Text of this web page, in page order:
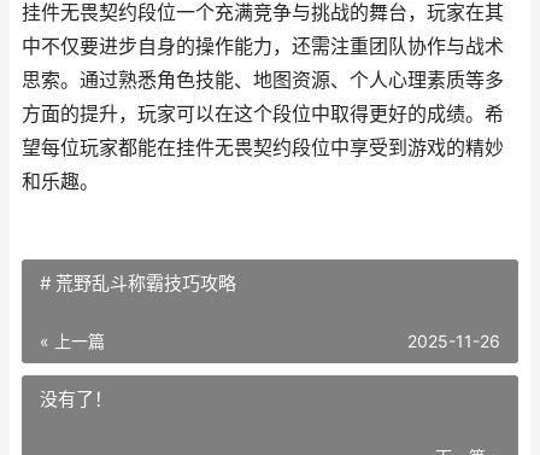
挂件无畏契约段位一个充满竞争与挑战的舞台，玩家在其
中不仅要进步自身的操作能力，还需注重团队协作与战术
思索。通过熟悉角色技能、地图资源、个人心理素质等多
方面的提升，玩家可以在这个段位中取得更好的成绩。希
望每位玩家都能在挂件无畏契约段位中享受到游戏的精妙
和乐趣。
# 荒野乱斗称霸技巧攻略
« 上一篇 2025-11-26
没有了！